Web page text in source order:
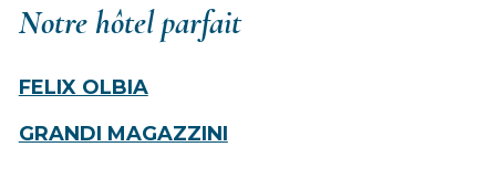
Notre hôtel parfait
FELIX OLBIA
GRANDI MAGAZZINI